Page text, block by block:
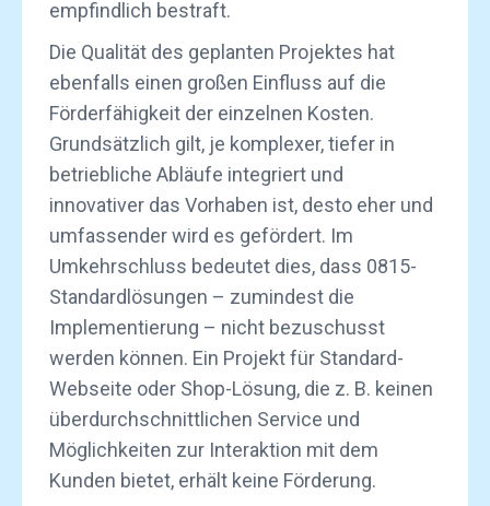
empfindlich bestraft.
Die Qualität des geplanten Projektes hat
ebenfalls einen großen Einfluss auf die
Förderfähigkeit der einzelnen Kosten.
Grundsätzlich gilt, je komplexer, tiefer in
betriebliche Abläufe integriert und
innovativer das Vorhaben ist, desto eher und
umfassender wird es gefördert. Im
Umkehrschluss bedeutet dies, dass 0815-
Standardlösungen – zumindest die
Implementierung – nicht bezuschusst
werden können. Ein Projekt für Standard-
Webseite oder Shop-Lösung, die z. B. keinen
überdurchschnittlichen Service und
Möglichkeiten zur Interaktion mit dem
Kunden bietet, erhält keine Förderung.